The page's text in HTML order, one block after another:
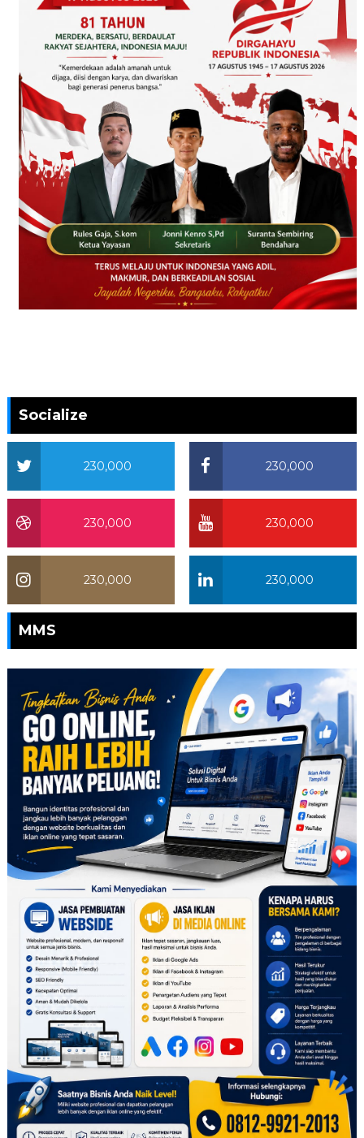
Socialize
230,000
230,000
230,000
230,000
230,000
230,000
MMS